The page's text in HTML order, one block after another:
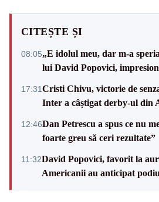
CITEȘTE ȘI
08:05„E idolul meu, dar m-a
lui David Popovici,
17:31Cristi Chivu, victorie de
Inter a câștigat derby-ul din
12:46Dan Petrescu a spus ce nu
foarte greu să ceri rezultate”
11:32David Popovici, favorit la
Americanii au anticipat